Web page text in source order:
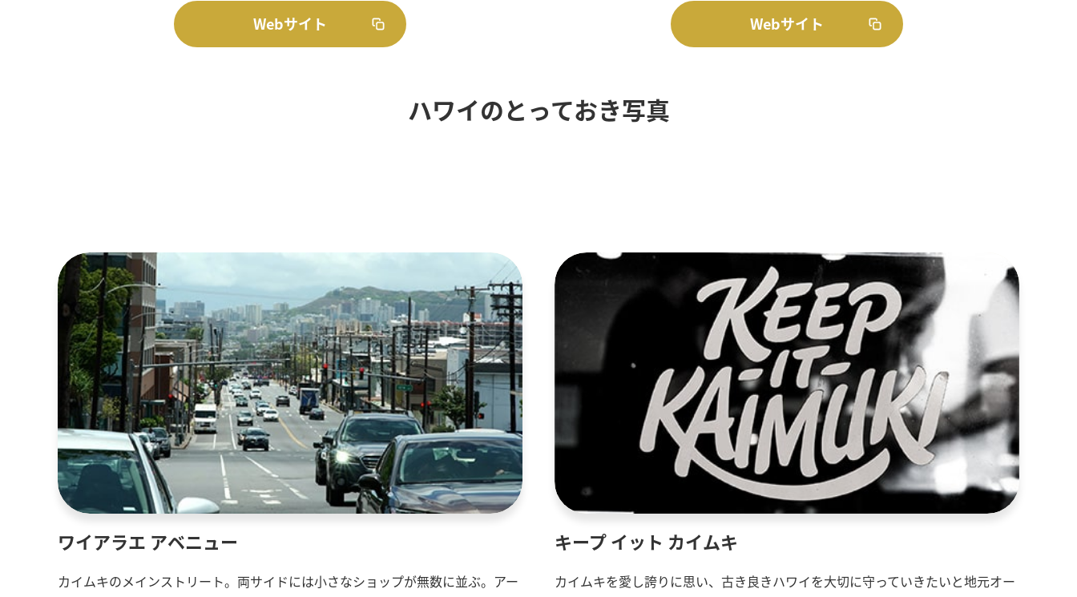
Webサイト Webサイト
ハワイのとっておき写真
ワイアラエ アベニュー
カイムキのメインストリート。両サイドには小さなショップが無数に並ぶ。アー
キープ イット カイムキ
カイムキを愛し誇りに思い、古き良きハワイを大切に守っていきたいと地元オー